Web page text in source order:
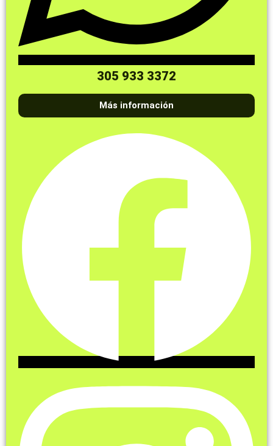
305 933 3372
Más información